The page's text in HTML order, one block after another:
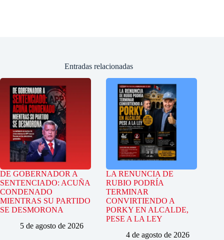
Entradas relacionadas
DE GOBERNADOR A
SENTENCIADO: ACUÑA
CONDENADO
MIENTRAS SU PARTIDO
SE DESMORONA
5 de agosto de 2026
LA RENUNCIA DE
RUBIO PODRÍA
TERMINAR
CONVIRTIENDO A
PORKY EN ALCALDE,
PESE A LA LEY
4 de agosto de 2026